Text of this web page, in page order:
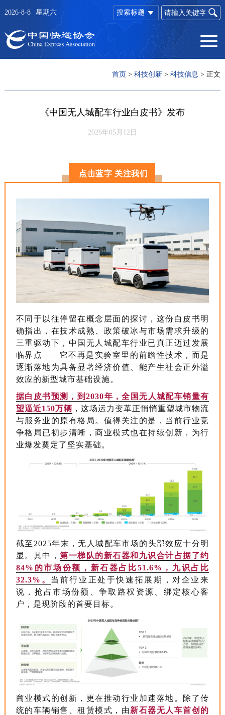
搜索标题
2026-8-8 星期六
首页 >科技创新 >科技信息 > 正文
《中国无人城配车行业白皮书》发布
2026年05月12日
点击蓝字 关注我们
不同于以往停留在概念层面的探讨，这份白皮书明
确指出，在技术成熟、政策破冰与市场需求升级的
三重驱动下，中国无人城配车行业已真正迈过发展
临界点——它不再是实验室里的前瞻性技术，而是
逐渐落地为具备显著经济价值、能产生社会正外溢
效应的新型城市基础设施。
据白皮书预测，到2030年，全国无人城配车销量有
望逼近150万辆 ，这场运力变革正悄悄重塑城市物流
与服务业的原有格局。值得关注的是，当前行业竞
争格局已初步清晰，商业模式也在持续创新，为行
业爆发奠定了坚实基础。
截至2025年末，无人城配车市场的头部效应十分明
显。其中，第一梯队的新石器和九识合计占据了约
84%的市场份额，新石器占比51.6%，九识占比
32.3%。 当前行业正处于快速拓展期，对企业来
说，抢占市场份额、争取路权资源、绑定核心客
户，是现阶段的首要目标。
商业模式的创新，更在推动行业加速落地。除了传
统的车辆销售、租赁模式，由新石器无人车首创的